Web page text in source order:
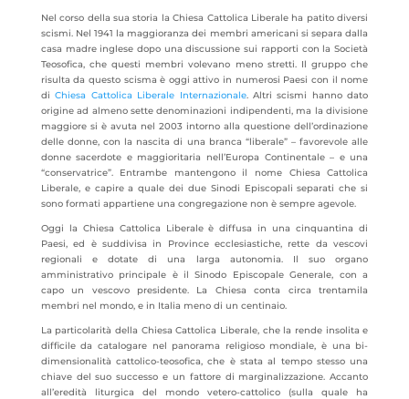
Nel corso della sua storia la Chiesa Cattolica Liberale ha patito diversi
scismi. Nel 1941 la maggioranza dei membri americani si separa dalla
casa madre inglese dopo una discussione sui rapporti con la Società
Teosofica, che questi membri volevano meno stretti. Il gruppo che
risulta da questo scisma è oggi attivo in numerosi Paesi con il nome
diChiesa Cattolica Liberale Internazionale. Altri scismi hanno dato
origine ad almeno sette denominazioni indipendenti, ma la divisione
maggiore si è avuta nel 2003 intorno alla questione dell’ordinazione
delle donne, con la nascita di una branca “liberale” – favorevole alle
donne sacerdote e maggioritaria nell’Europa Continentale – e una
“conservatrice”. Entrambe mantengono il nome Chiesa Cattolica
Liberale, e capire a quale dei due Sinodi Episcopali separati che si
sono formati appartiene una congregazione non è sempre agevole.
Oggi la Chiesa Cattolica Liberale è diffusa in una cinquantina di
Paesi, ed è suddivisa in Province ecclesiastiche, rette da vescovi
regionali e dotate di una larga autonomia. Il suo organo
amministrativo principale è il Sinodo Episcopale Generale, con a
capo un vescovo presidente. La Chiesa conta circa trentamila
membri nel mondo, e in Italia meno di un centinaio.
La particolarità della Chiesa Cattolica Liberale, che la rende insolita e
difficile da catalogare nel panorama religioso mondiale, è una bi-
dimensionalità cattolico-teosofica, che è stata al tempo stesso una
chiave del suo successo e un fattore di marginalizzazione. Accanto
all’eredità liturgica del mondo vetero-cattolico (sulla quale ha